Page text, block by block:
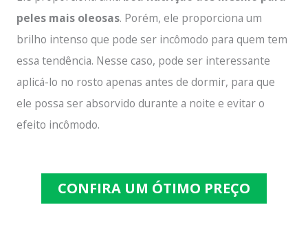
peles mais oleosas. Porém, ele proporciona um
brilho intenso que pode ser incômodo para quem tem
essa tendência. Nesse caso, pode ser interessante
aplicá-lo no rosto apenas antes de dormir, para que
ele possa ser absorvido durante a noite e evitar o
efeito incômodo.
CONFIRA UM ÓTIMO PREÇO